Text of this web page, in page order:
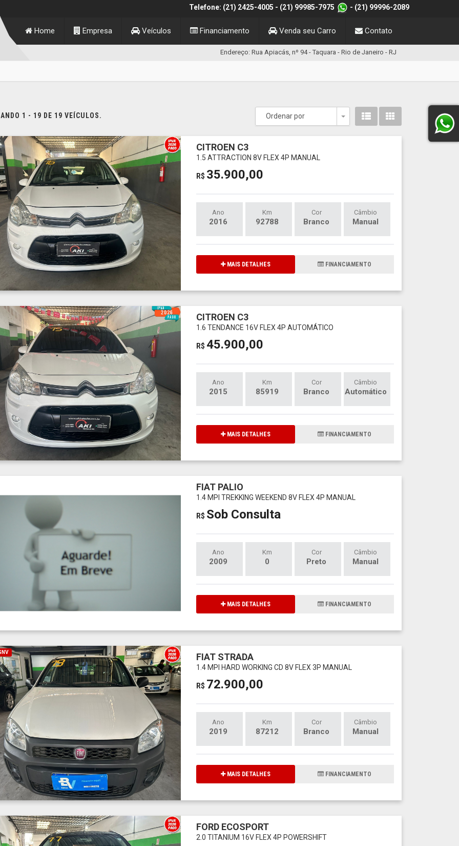
Telefone: (21) 2425-4005 - (21) 99985-7975 - (21) 99996-2089
Home Empresa Veículos Financiamento Venda seu Carro Contato
Endereço: Rua Apiacás, nº 94 - Taquara - Rio de Janeiro - RJ
1 - 19 DE 19 VEÍCULOS. Ordenar por
Toggle Dropdown
CITROEN C3
1.5 ATTRACTION 8V FLEX 4P MANUAL
R$ 35.900,00
Ano
2016
Km
92788
Cor
Branco
Câmbio
Manual
MAIS DETALHES FINANCIAMENTO
CITROEN C3
1.6 TENDANCE 16V FLEX 4P AUTOMÁTICO
R$ 45.900,00
Ano
2015
Km
85919
Cor
Branco
Câmbio
Automático
MAIS DETALHES FINANCIAMENTO
FIAT PALIO
1.4 MPI TREKKING WEEKEND 8V FLEX 4P MANUAL
R$ Sob Consulta
Ano
2009
Km
0
Cor
Preto
Câmbio
Manual
MAIS DETALHES FINANCIAMENTO
FIAT STRADA
1.4 MPI HARD WORKING CD 8V FLEX 3P MANUAL
R$ 72.900,00
Ano
2019
Km
87212
Cor
Branco
Câmbio
Manual
MAIS DETALHES FINANCIAMENTO
FORD ECOSPORT
2.0 TITANIUM 16V FLEX 4P POWERSHIFT